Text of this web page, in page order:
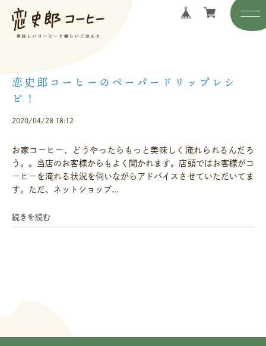
恋史郎コーヒーのペーパードリップレシ
ピ！
2020/04/28 18:12
お家コーヒー、どうやったらもっと美味しく淹れられるんだろ
う。。当店のお客様からもよく聞かれます。店頭ではお客様がコ
ーヒーを淹れる状況を伺いながらアドバイスさせていただいてま
す。ただ、ネットショップ...
続きを読む